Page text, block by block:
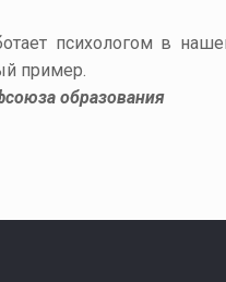
психологом в
пример.
образования